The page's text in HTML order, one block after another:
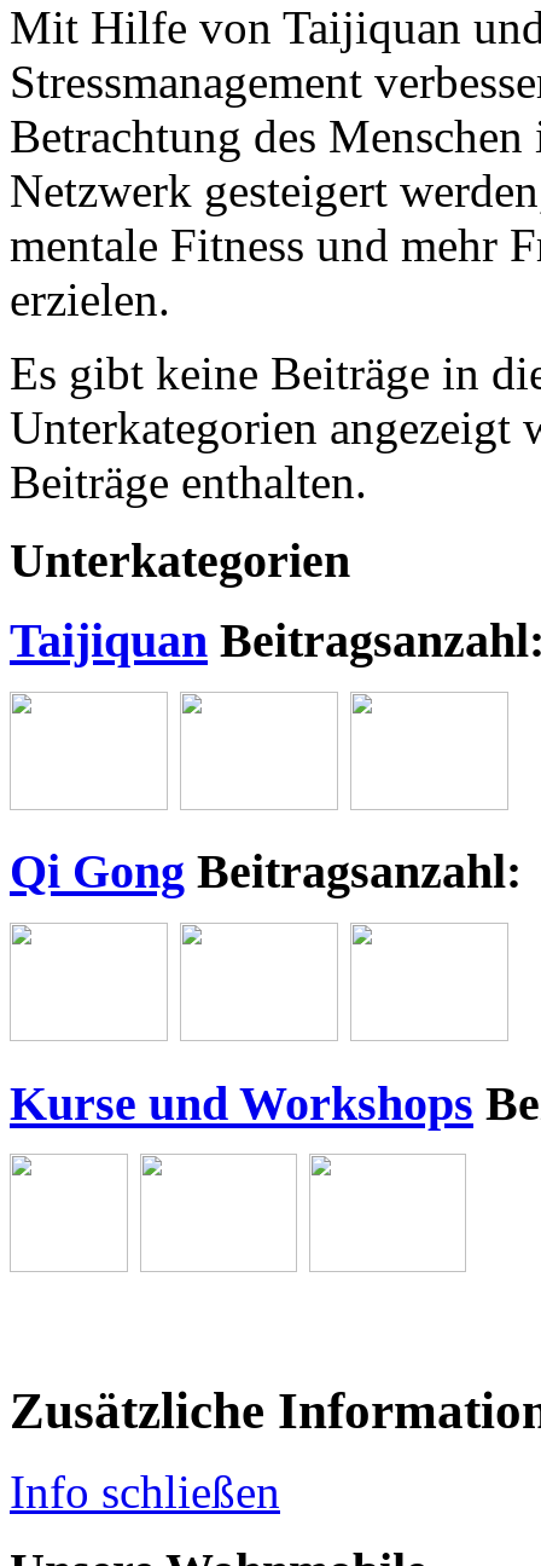
Mit Hilfe von Taijiquan
Stressmanagement
Betrachtung des
Netzwerk gesteigert
mentale Fitness und mehr
erzielen.
Es gibt keine Beiträge in
Unterkategorien angezeigt
Beiträge enthalten.
Unterkategorien
Taijiquan
Qi Gong Beitragsanzahl:
Kurse und Workshops
Zusätzliche
Info schließen